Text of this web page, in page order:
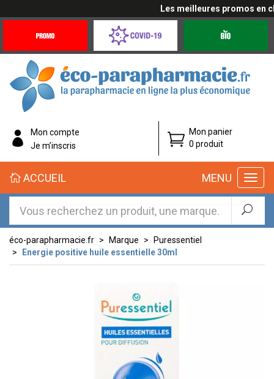
Les meilleures promos en
Offres
Coronavirus
éco-
parapharmacie.fr
éco-
parapharmacie.fr
Mon compte
Je m’inscris
Mon panier
0 produit
MENU
ACCUEIL
éco-parapharmacie.fr Marque
Puressentiel
Energie positive huile essentielle 30ml